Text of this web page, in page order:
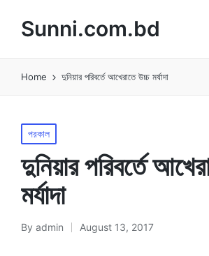
Sunni.com.bd
Home দুনিয়ার পরিবর্তে আখেরাতে উচ্চ মর্যাদা
Posted
in
পরকাল
দুনিয়ার পরিবর্তে
মর্যাদা
Posted
By admin August 13, 2017